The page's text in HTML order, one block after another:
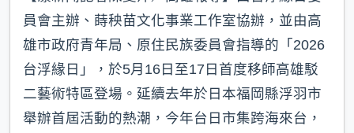
員會主辦、蒔秧苗文化事業工作室協辦，並由高
雄市政府青年局、原住民族委員會指導的「2026
台浮緣日」，於5月16日至17日首度移師高雄駁
二藝術特區登場。延續去年於日本福岡縣浮羽市
舉辦首屆活動的熱潮，今年台日市集跨海來台，